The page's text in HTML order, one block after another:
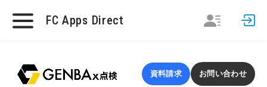
FC Apps Direct
資料請求 お問い合わせ